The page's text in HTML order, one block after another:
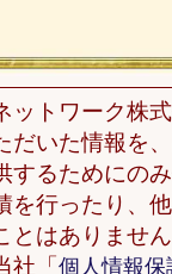
基づく表記
ポリシー
占い師一覧
解除
よくある質問
合わせ
CO.,LTD.